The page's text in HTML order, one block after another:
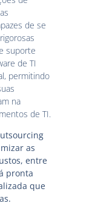
de se
suporte
de TI
permitindo
na
de TI.
as
entre
pronta
que